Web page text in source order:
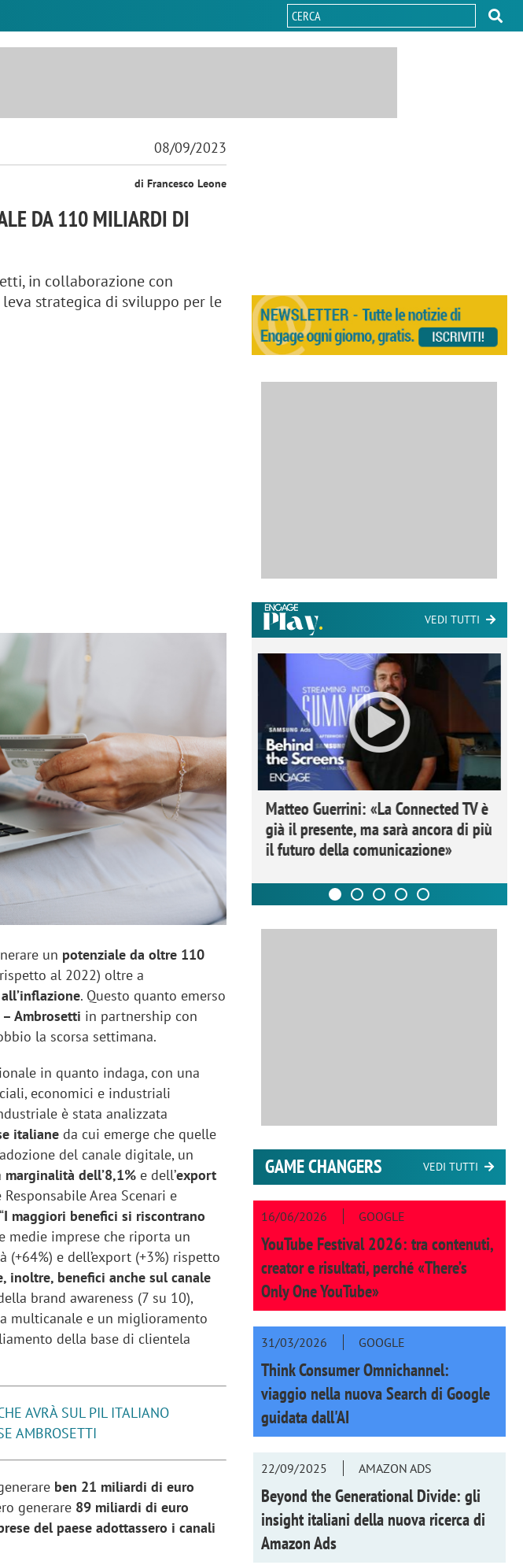
08/09/2023
di Francesco Leone
DA 110 MILIARDI DI
in collaborazione con
strategica di sviluppo per le
un potenziale da oltre 110
al 2022) oltre a
all’inflazione. Questo quanto emerso
Ambrosetti in partnership con
la scorsa settimana.
in quanto indaga, con una
economici e industriali
è stata analizzata
italiane da cui emerge che quelle
del canale digitale, un
marginalità dell’8,1% e dell’export
Responsabile Area Scenari e
I maggiori benefici si riscontrano
medie imprese che riporta un
e dell’export (+3%) rispetto
inoltre, benefici anche sul canale
brand awareness (7 su 10),
multicanale e un miglioramento
della base di clientela
AVRÀ SUL PIL ITALIANO
AMBROSETTI
ben 21 miliardi di euro
generare 89 miliardi di euro
del paese adottassero i canali
VEDI TUTTI
Networking agli eventi: come la
startup Kicè punta a eliminare lo
"spreco di relazioni"
Matteo Guerrini: «La Connected TV è
già il presente, ma sarà ancora di più
il futuro della comunicazione»
GAME CHANGERS VEDI TUTTI
16/06/2026 GOOGLE
YouTube Festival 2026: tra contenuti,
creator e risultati, perché «There’s
Only One YouTube»
31/03/2026 GOOGLE
Think Consumer Omnichannel:
viaggio nella nuova Search di Google
guidata dall'AI
22/09/2025 AMAZON ADS
Beyond the Generational Divide: gli
insight italiani della nuova ricerca di
Amazon Ads